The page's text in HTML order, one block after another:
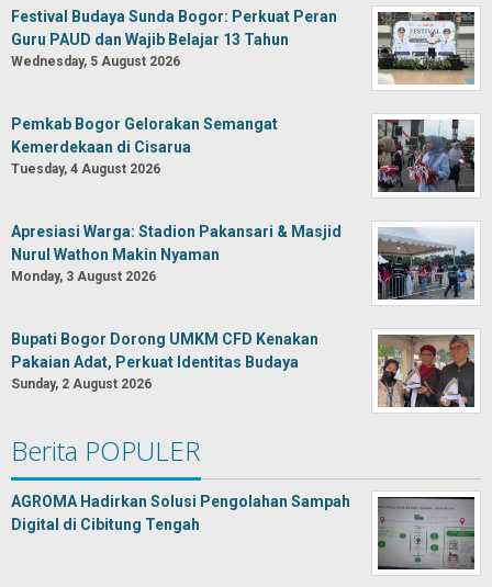
Festival Budaya Sunda Bogor: Perkuat Peran
Guru PAUD dan Wajib Belajar 13 Tahun
Wednesday, 5 August 2026
Pemkab Bogor Gelorakan Semangat
Kemerdekaan di Cisarua
Tuesday, 4 August 2026
Apresiasi Warga: Stadion Pakansari & Masjid
Nurul Wathon Makin Nyaman
Monday, 3 August 2026
Bupati Bogor Dorong UMKM CFD Kenakan
Pakaian Adat, Perkuat Identitas Budaya
Sunday, 2 August 2026
Berita POPULER
AGROMA Hadirkan Solusi Pengolahan Sampah
Digital di Cibitung Tengah